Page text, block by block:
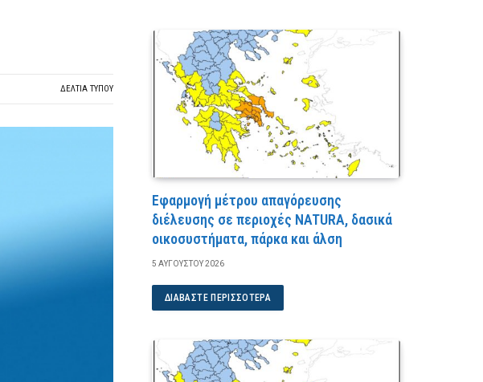
ΔΕΛΤΙΑ ΤΥΠΟΥ
Εφαρμογή μέτρου απαγόρευσης
διέλευσης σε περιοχές NATURA, δασικά
οικοσυστήματα, πάρκα και άλση
5 ΑΥΓΟΎΣΤΟΥ 2026
ΔΙΑΒΆΣΤΕ ΠΕΡΙΣΣΌΤΕΡΑ